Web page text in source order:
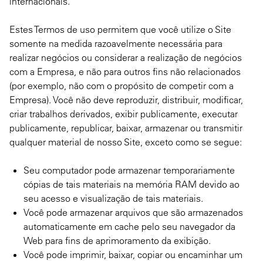
Estes Termos de uso permitem que você utilize o Site
somente na medida razoavelmente necessária para
realizar negócios ou considerar a realização de negócios
com a Empresa, e não para outros fins não relacionados
(por exemplo, não com o propósito de competir com a
Empresa). Você não deve reproduzir, distribuir, modificar,
criar trabalhos derivados, exibir publicamente, executar
publicamente, republicar, baixar, armazenar ou transmitir
qualquer material de nosso Site, exceto como se segue:
Seu computador pode armazenar temporariamente
cópias de tais materiais na memória RAM devido ao
seu acesso e visualização de tais materiais.
Você pode armazenar arquivos que são armazenados
automaticamente em cache pelo seu navegador da
Web para fins de aprimoramento da exibição.
Você pode imprimir, baixar, copiar ou encaminhar um